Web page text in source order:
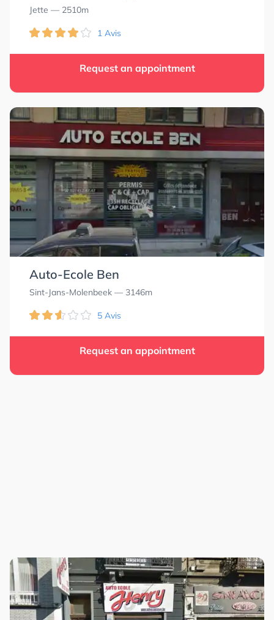
Jette — 2510m
1 Avis
Request an appointment
Auto-Ecole Ben
Sint-Jans-Molenbeek — 3146m
5 Avis
Request an appointment